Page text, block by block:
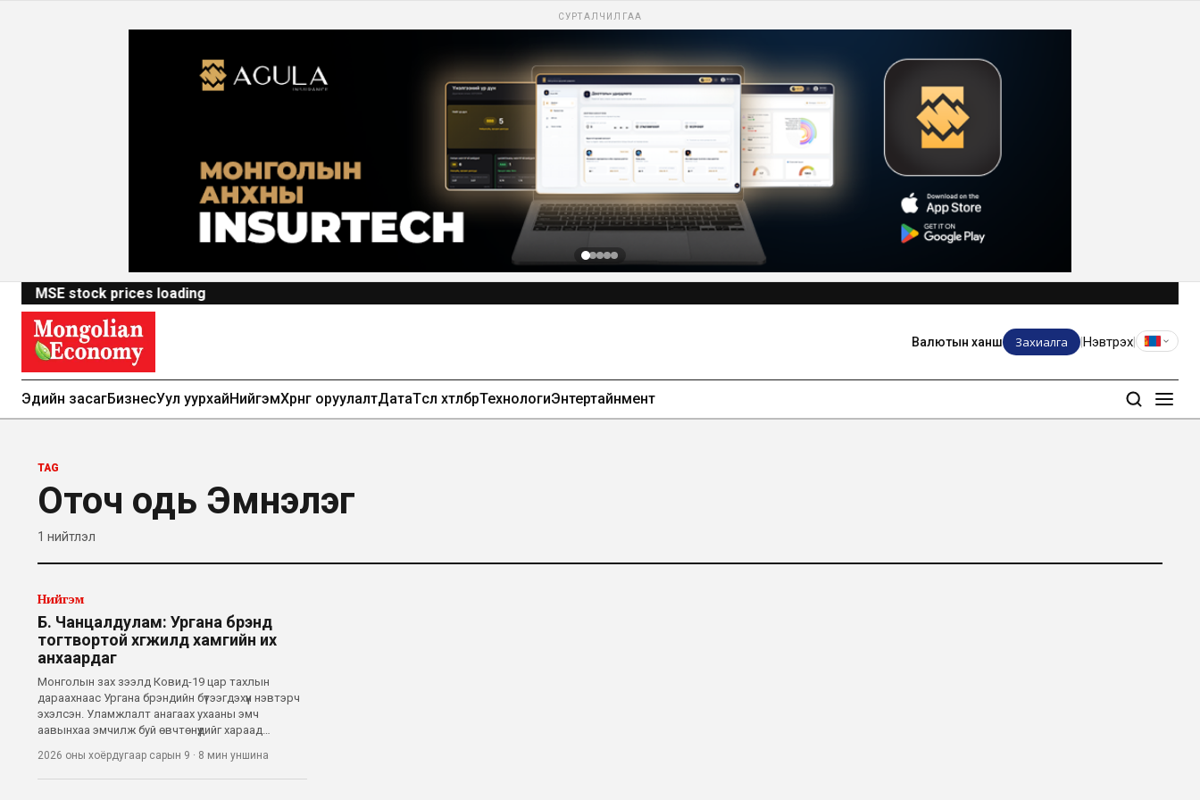
СУРТАЛЧИЛГАА
MSE stock prices loading
Валютын ханш Захиалга Нэвтрэх
Эдийн засагБизнесУул уурхайНийгэмХөрөнгө оруулалтДатаТөсөл хөтөлбөрТехнологиЭнтертайнмент
TAG
Оточ одь Эмнэлэг
1 нийтлэл
Нийгэм
Б. Чанцалдулам: Ургана брэнд
тогтвортой хөгжилд хамгийн их
анхаардаг
Монголын зах зээлд Ковид-19 цар тахлын
дараахнаас Ургана брэндийн бүтээгдэхүүн нэвтэрч
эхэлсэн. Уламжлалт анагаах ухааны эмч
аавынхаа эмчилж буй өвчтөнүүдийг хараад
гэдэг. Хорт хавдын эцсийн шатанд орсноос үс нь
унаж халцарсан, эмчилгээгүй болсноос хэдхэн
2026 оны хоёрдугаар сарын 9 · 8 мин уншина